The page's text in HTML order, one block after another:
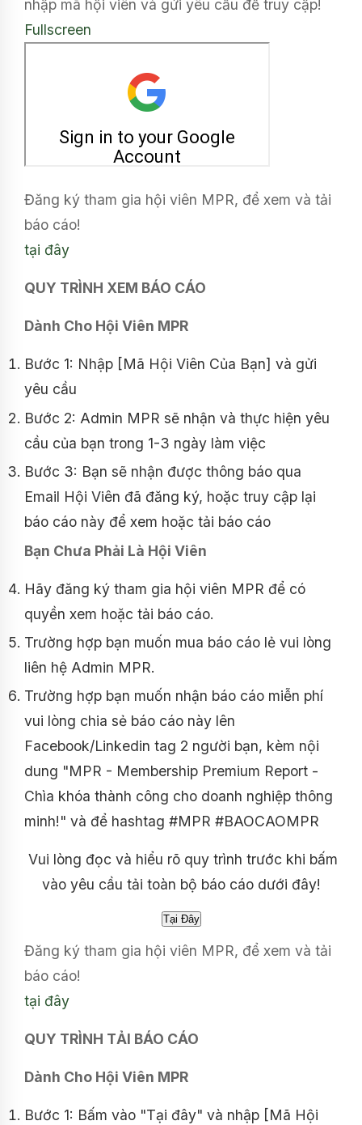
nhập mã hội viên và gửi yêu cầu để truy cập!
Fullscreen
Đăng ký tham gia hội viên MPR, để xem và tải
báo cáo!
tại đây
QUY TRÌNH XEM BÁO CÁO
Dành Cho Hội Viên MPR
Bước 1: Nhập [Mã Hội Viên Của Bạn] và gửi
yêu cầu
Bước 2: Admin MPR sẽ nhận và thực hiện yêu
cầu của bạn trong 1-3 ngày làm việc
Bước 3: Bạn sẽ nhận được thông báo qua
Email Hội Viên đã đăng ký, hoặc truy cập lại
báo cáo này để xem hoặc tải báo cáo
Bạn Chưa Phải Là Hội Viên
Hãy đăng ký tham gia hội viên MPR để có
quyền xem hoặc tải báo cáo.
Trường hợp bạn muốn mua báo cáo lẻ vui lòng
liên hệ Admin MPR.
Trường hợp bạn muốn nhận báo cáo miễn phí
vui lòng chia sẻ báo cáo này lên
Facebook/Linkedin tag 2 người bạn, kèm nội
dung "MPR - Membership Premium Report -
Chìa khóa thành công cho doanh nghiệp thông
minh!" và để hashtag #MPR #BAOCAOMPR
Vui lòng đọc và hiểu rõ quy trình trước khi bấm
vào yêu cầu tải toàn bộ báo cáo dưới đây!
Đăng ký tham gia hội viên MPR, để xem và tải
báo cáo!
tại đây
QUY TRÌNH TẢI BÁO CÁO
Dành Cho Hội Viên MPR
Bước 1: Bấm vào "Tại đây" và nhập [Mã Hội